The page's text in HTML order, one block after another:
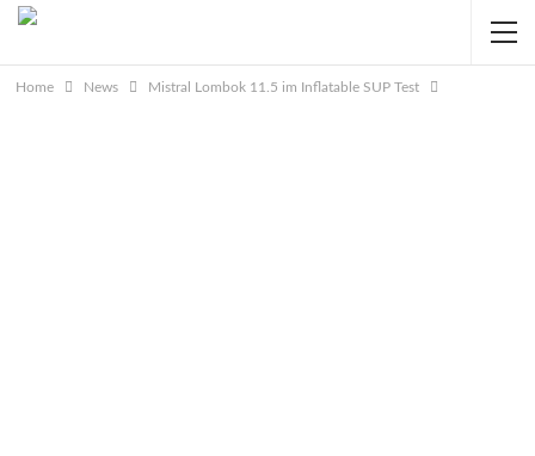
Home News Mistral Lombok 11.5 im Inflatable SUP Test